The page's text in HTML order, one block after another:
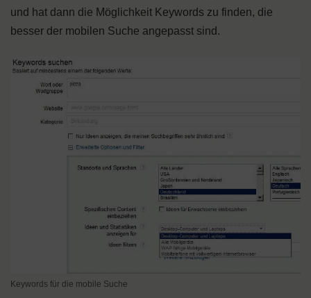
und hat dann die Möglichkeit Keywords zu finden, die
besser der mobilen Suche angepasst sind.
Keywords für die mobile Suche